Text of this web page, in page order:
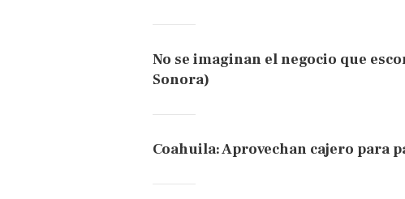
No se imaginan el negocio que
Sonora)
Coahuila: Aprovechan cajero para